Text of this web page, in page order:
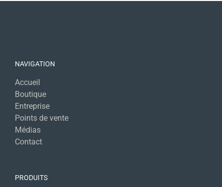
NAVIGATION
Accueil
Boutique
Entreprise
Points de vente
Médias
Contact
PRODUITS